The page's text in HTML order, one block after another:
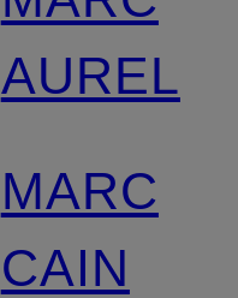
AUREL
MARC
CAIN